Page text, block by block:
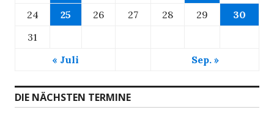
24
25 26 27 28 29
30
31
« Juli
Sep. »
DIE NÄCHSTEN TERMINE